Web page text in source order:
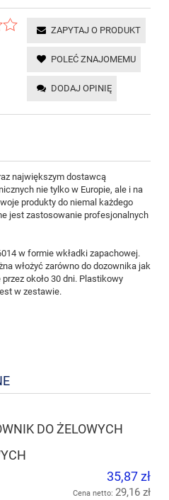
ZAPYTAJ O PRODUKT
POLEĆ ZNAJOMEMU
DODAJ OPINIĘ
największym dostawcą
nie tylko w Europie, ale i na
produkty do niemal każdego
jest zastosowanie profesjonalnych
w formie wkładki zapachowej.
włożyć zarówno do dozownika jak
około 30 dni. Plastikowy
w zestawie.
DO ŻELOWYCH
35,87 zł
Cena netto: 29,16 zł